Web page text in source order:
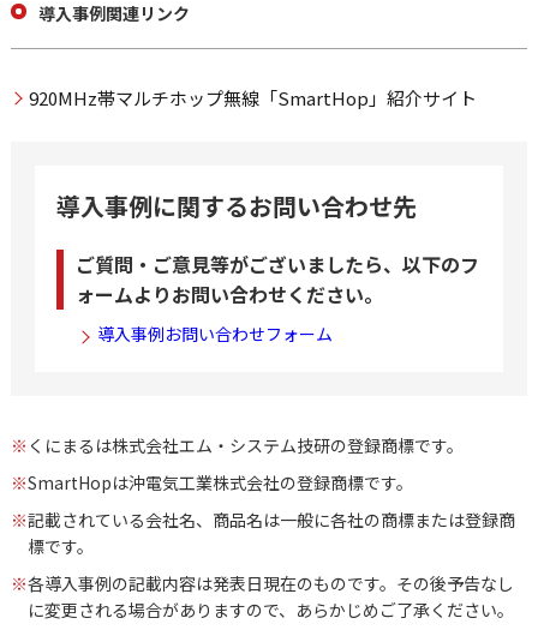
導入事例関連リンク
920MHz帯マルチホップ無線「SmartHop」紹介サイト
導入事例に関するお問い合わせ先
ご質問・ご意見等がございましたら、以下のフ
ォームよりお問い合わせください。
導入事例お問い合わせフォーム
※ くにまるは株式会社エム・システム技研の登録商標です。
※SmartHopは沖電気工業株式会社の登録商標です。
※記載されている会社名、商品名は一般に各社の商標または登録商
標です。
※各導入事例の記載内容は発表日現在のものです。その後予告なし
に変更される場合がありますので、あらかじめご了承ください。